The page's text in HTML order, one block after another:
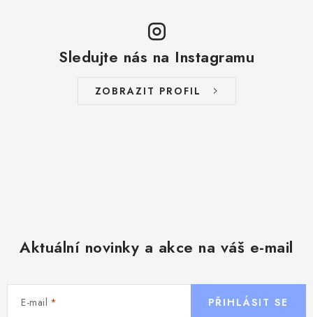
Sledujte nás na Instagramu
ZOBRAZIT PROFIL
Aktuální novinky a akce na váš e-mail
E-mail PŘIHLÁSIT SE